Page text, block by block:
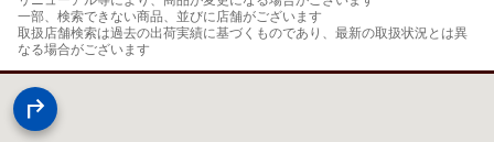
一部、検索できない商品、並びに店舗がございます
取扱店舗検索は過去の出荷実績に基づくものであり、最新の取扱状況とは異
なる場合がございます